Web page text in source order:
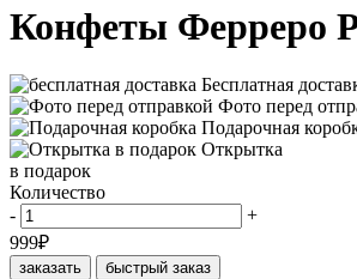
Конфеты Ферреро
Бесплатная
Фото перед
Подарочная
Открытка
в подарок
Количество
-
+
999₽
заказать быстрый заказ